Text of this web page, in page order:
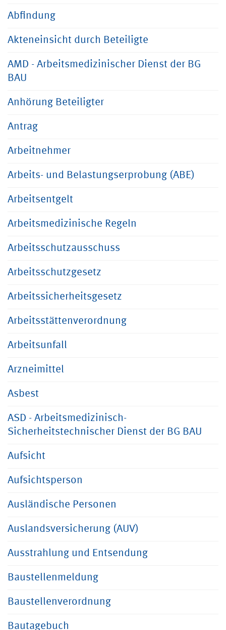
Abfindung
Akteneinsicht durch Beteiligte
AMD - Arbeitsmedizinischer Dienst der BG
BAU
Anhörung Beteiligter
Antrag
Arbeitnehmer
Arbeits- und Belastungserprobung (ABE)
Arbeitsentgelt
Arbeitsmedizinische Regeln
Arbeitsschutzausschuss
Arbeitsschutzgesetz
Arbeitssicherheitsgesetz
Arbeitsstättenverordnung
Arbeitsunfall
Arzneimittel
Asbest
ASD - Arbeitsmedizinisch-
Sicherheitstechnischer Dienst der BG BAU
Aufsicht
Aufsichtsperson
Ausländische Personen
Auslandsversicherung (AUV)
Ausstrahlung und Entsendung
Baustellenmeldung
Baustellenverordnung
Bautagebuch